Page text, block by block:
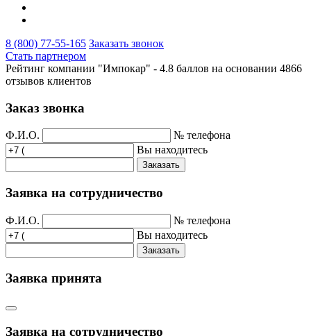
8 (800) 77-55-165 Заказать звонок
Стать партнером
Рейтинг компании "Импокар" - 4.8 баллов на основании 4866
отзывов клиентов
Заказ звонка
Ф.И.О.
№ телефона
Вы находитесь
Заказать
Заявка на сотрудничество
Ф.И.О.
№ телефона
Вы находитесь
Заказать
Заявка принята
Заявка на сотрудничество